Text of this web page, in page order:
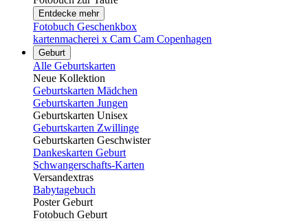
Entdecke mehr
Fotobuch Geschenkbox
kartenmacherei x Cam Cam Copenhagen
Geburt
Alle Geburtskarten
Neue Kollektion
Geburtskarten Mädchen
Geburtskarten Jungen
Geburtskarten Unisex
Geburtskarten Zwillinge
Geburtskarten Geschwister
Dankeskarten Geburt
Schwangerschafts-Karten
Versandextras
Babytagebuch
Poster Geburt
Fotobuch Geburt